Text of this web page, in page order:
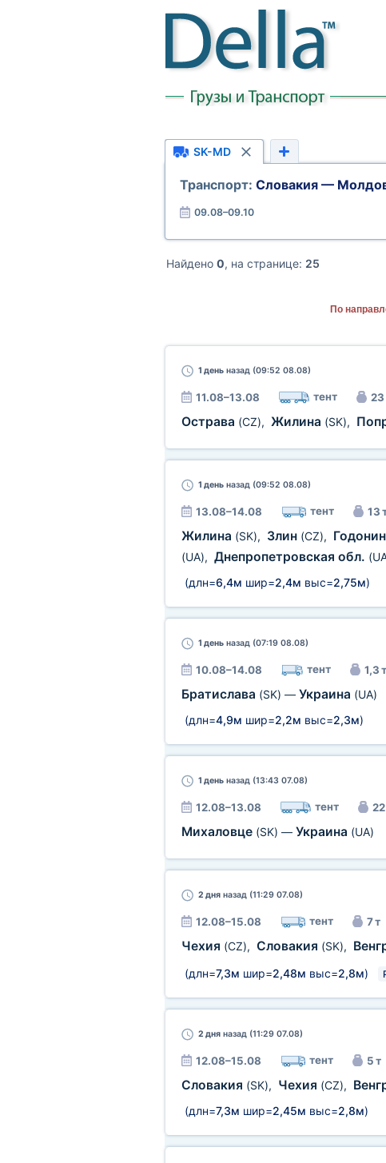
SK-MD
Транспорт: Словакия —
09.08–09.10
Найдено 0, на странице: 25
По
1 деньназад (09:52 08.08)
11.08–13.08 тент 23
Острава (CZ), Жилина (SK),
1 деньназад (09:52 08.08)
13.08–14.08 тент 13
Жилина (SK), Злин (CZ), Годонин
(UA), Днепропетровская обл.
(длн=6,4м шир=2,4м выс=2,75м)
1 деньназад (07:19 08.08)
10.08–14.08 тент 1,3 т
Братислава (SK) — Украина (UA)
(длн=4,9м шир=2,2м выс=2,3м)
1 деньназад (13:43 07.08)
12.08–13.08 тент 22
Михаловце (SK) — Украина (UA)
2 дняназад (11:29 07.08)
12.08–15.08 тент 7 т
Чехия (CZ), Словакия (SK),
(длн=7,3м шир=2,48м выс=2,8м)
2 дняназад (11:29 07.08)
12.08–15.08 тент 5 т
Словакия (SK), Чехия (CZ),
(длн=7,3м шир=2,45м выс=2,8м)